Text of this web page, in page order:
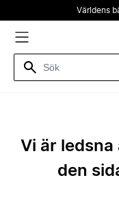
Världens
Vi är
den